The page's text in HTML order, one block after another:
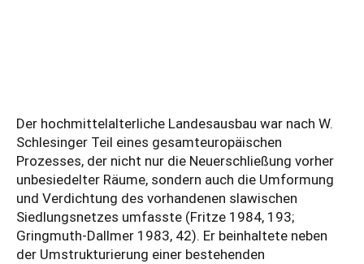
Der hochmittelalterliche Landesausbau war nach W.
Schlesinger Teil eines gesamteuropäischen
Prozesses, der nicht nur die Neuerschließung vorher
unbesiedelter Räume, sondern auch die Umformung
und Verdichtung des vorhandenen slawischen
Siedlungsnetzes umfasste (Fritze 1984, 193;
Gringmuth-Dallmer 1983, 42). Er beinhaltete neben
der Umstrukturierung einer bestehenden